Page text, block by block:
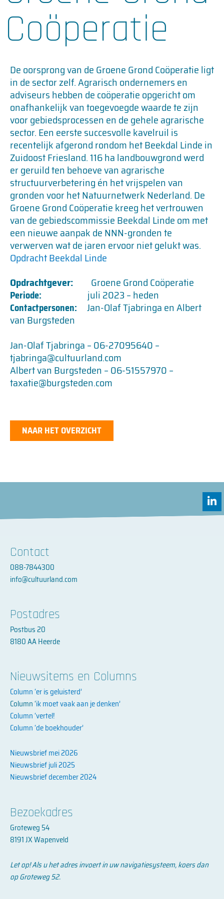
Coöperatie
De oorsprong van de Groene Grond Coöperatie ligt
in de sector zelf. Agrarisch ondernemers en
adviseurs hebben de coöperatie opgericht om
onafhankelijk van toegevoegde waarde te zijn
voor gebiedsprocessen en de gehele agrarische
sector. Een eerste succesvolle kavelruil is
recentelijk afgerond rondom het Beekdal Linde in
Zuidoost Friesland. 116 ha landbouwgrond werd
er geruild ten behoeve van agrarische
structuurverbetering én het vrijspelen van
gronden voor het Natuurnetwerk Nederland. De
Groene Grond Coöperatie kreeg het vertrouwen
van de gebiedscommissie Beekdal Linde om met
een nieuwe aanpak de NNN-gronden te
verwerven wat de jaren ervoor niet gelukt was.
Opdracht Beekdal Linde
Opdrachtgever:
Groene Grond Coöperatie
Periode: juli 2023 – heden
Contactpersonen: Jan-Olaf Tjabringa en Albert
van Burgsteden
Jan-Olaf Tjabringa – 06-27095640 –
tjabringa@cultuurland.com
Albert van Burgsteden – 06-51557970 –
taxatie@burgsteden.com
NAAR HET OVERZICHT
L
i
n
Contact
088-7844300
info@cultuurland.com
Postadres
Postbus 20
8180 AA Heerde
Nieuwsitems en Columns
Column ‘er is geluisterd’
Column ‘ik moet vaak aan je denken’
Column ‘vertel!
Column ‘de boekhouder’
Nieuwsbrief mei 2026
Nieuwsbrief juli 2025
Nieuwsbrief december 2024
Bezoekadres
Groteweg 54
8191 JX Wapenveld
Let op! Als u het adres invoert in uw navigatiesysteem, koers dan
op Groteweg 52.